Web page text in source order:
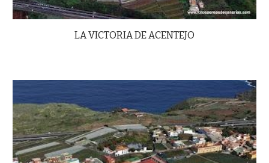
LA VICTORIA DE ACENTEJO